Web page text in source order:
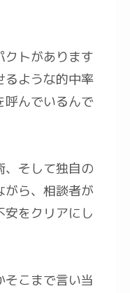
クトがあります
るような的中率
呼んでいるんで
、そして独自の
がら、相談者が
をクリアにし
こまで言い当